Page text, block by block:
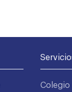
Colegio